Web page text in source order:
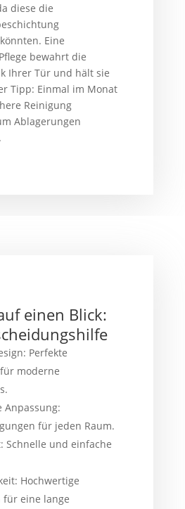
diese die
Eine
bewahrt die
Ihrer Tür und hält sie
Tipp: Einmal im Monat
Reinigung
Ablagerungen
einen Blick:
Perfekte
moderne
Anpassung:
für jeden Raum.
Schnelle und einfache
Hochwertige
eine lange